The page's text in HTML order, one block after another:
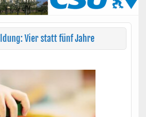
Vier statt fünf Jahre